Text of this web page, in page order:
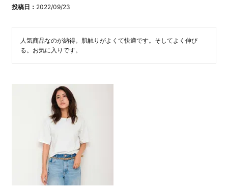
投稿日 2022/09/23
人気商品なのが納得。肌触りがよくて快適です。そしてよく伸び
る。お気に入りです。